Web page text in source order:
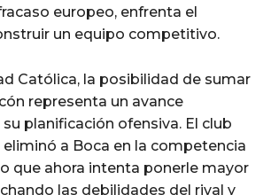
europeo, enfrenta el
un equipo competitivo.
Católica, la posibilidad de sumar
representa un avance
planificación ofensiva. El club
a Boca en la competencia
que ahora intenta ponerle mayor
las debilidades del rival y